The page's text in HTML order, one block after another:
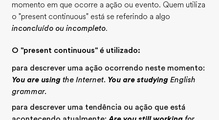
momento em que ocorre a ação ou evento. Quem utiliza
o "present continuous" está se referindo a algo
inconcluído ou incompleto.
O "present continuous" é utilizado:
para descrever uma ação ocorrendo neste momento:
You are using the Internet. You are studying English
grammar.
para descrever uma tendência ou ação que está